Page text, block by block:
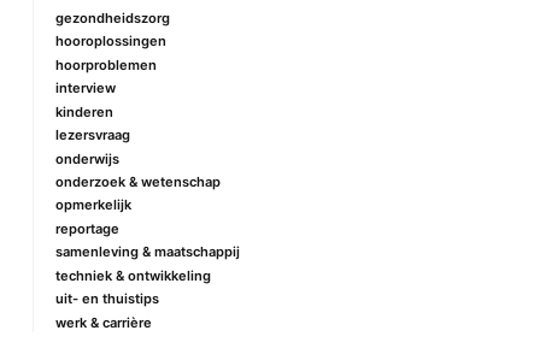
gezondheidszorg
hooroplossingen
hoorproblemen
interview
kinderen
lezersvraag
onderwijs
onderzoek & wetenschap
opmerkelijk
reportage
samenleving & maatschappij
techniek & ontwikkeling
uit- en thuistips
werk & carrière